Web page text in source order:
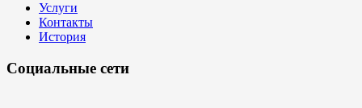
Услуги
Контакты
История
Социальные сети